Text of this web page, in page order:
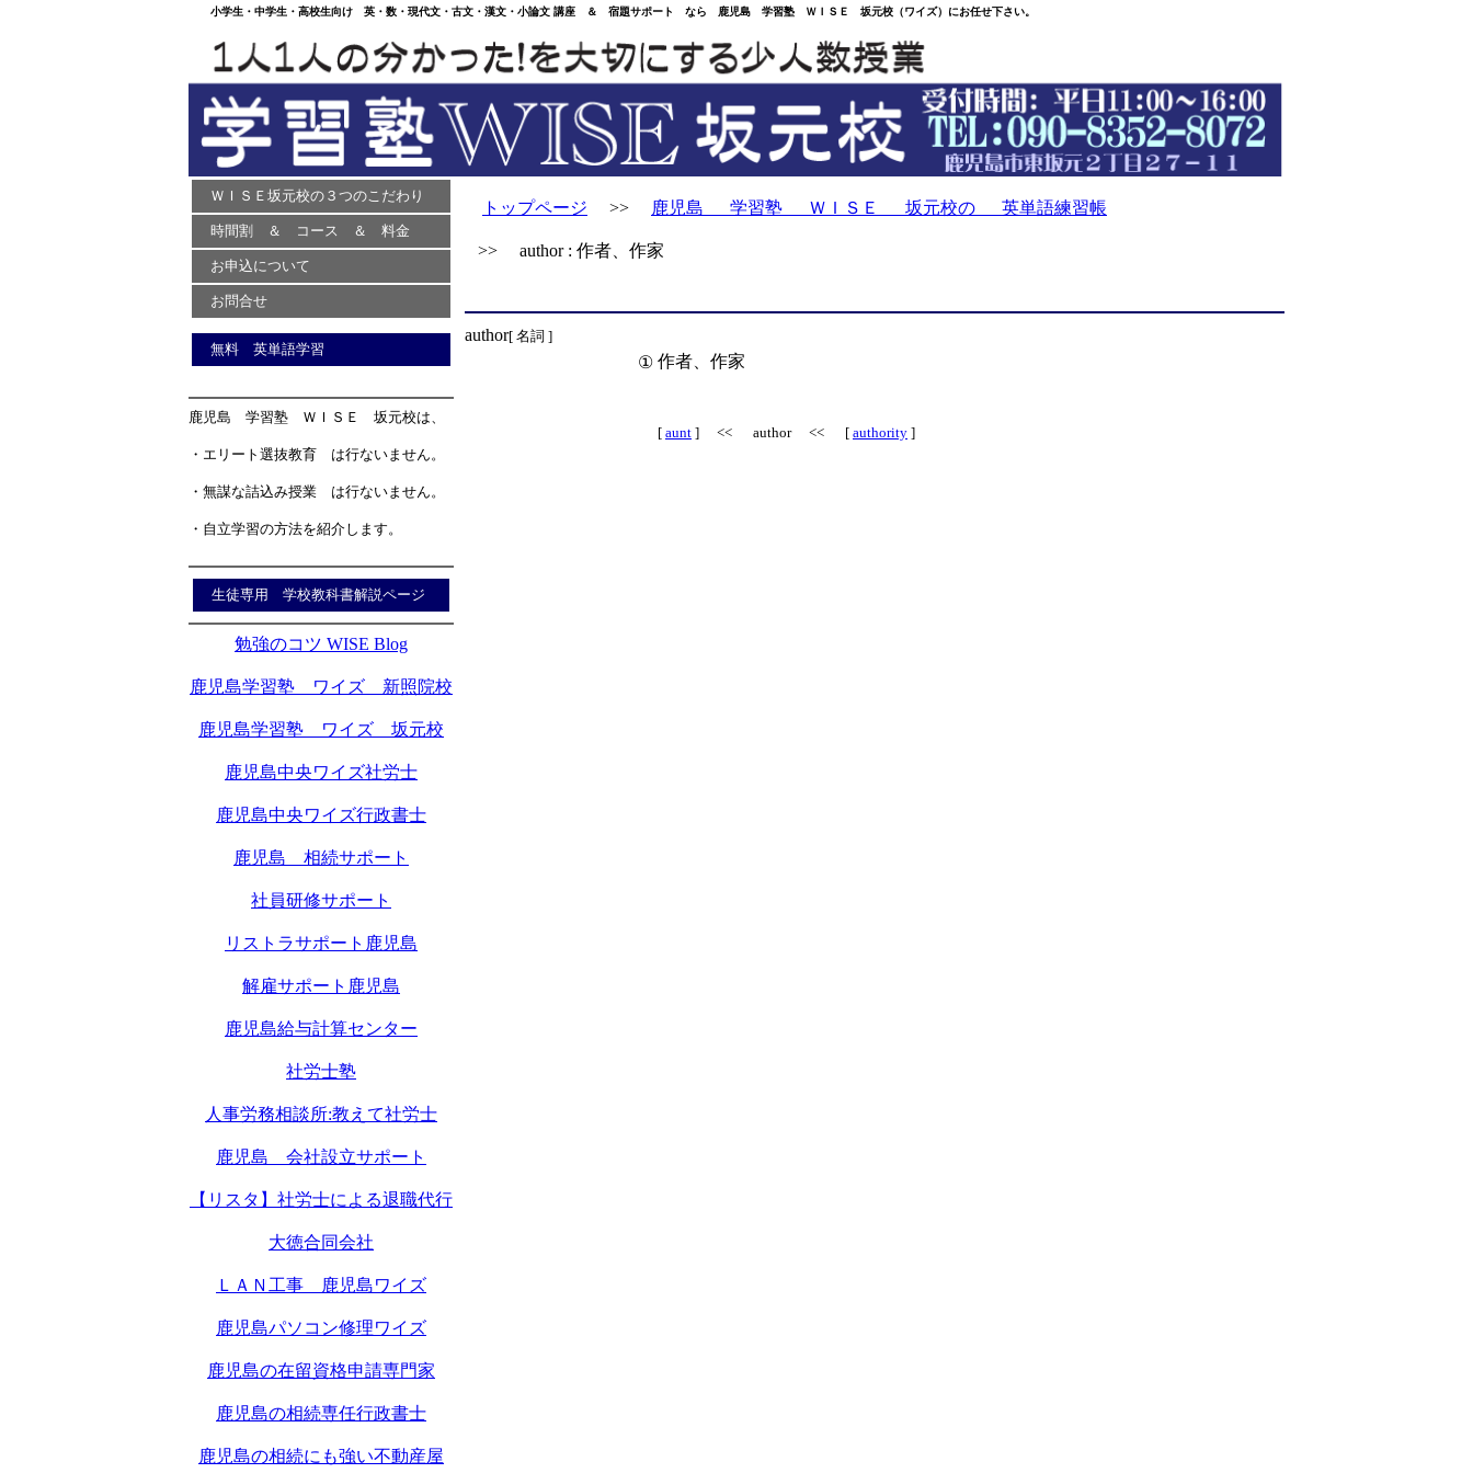
小学生・中学生・高校生向け 英・数・現代文・古文・漢文・小論文 講座 ＆ 宿題サポート なら 鹿児島 学習塾 ＷＩＳＥ 坂元校（ワイズ）にお任せ下さい。
ＷＩＳＥ坂元校の３つのこだわり
時間割 ＆ コース ＆ 料金
お申込について
お問合せ
無料 英単語学習
鹿児島 学習塾 ＷＩＳＥ 坂元校は、
・エリート選抜教育 は行ないません。
・無謀な詰込み授業 は行ないません。
・自立学習の方法を紹介します。
生徒専用 学校教科書解説ページ
勉強のコツ WISE Blog
鹿児島学習塾 ワイズ 新照院校
鹿児島学習塾 ワイズ 坂元校
鹿児島中央ワイズ社労士
鹿児島中央ワイズ行政書士
鹿児島 相続サポート
社員研修サポート
リストラサポート鹿児島
解雇サポート鹿児島
鹿児島給与計算センター
社労士塾
人事労務相談所:教えて社労士
鹿児島 会社設立サポート
【リスタ】社労士による退職代行
大徳合同会社
ＬＡＮ工事 鹿児島ワイズ
鹿児島パソコン修理ワイズ
鹿児島の在留資格申請専門家
鹿児島の相続専任行政書士
鹿児島の相続にも強い不動産屋
トップページ >> 鹿児島 学習塾 ＷＩＳＥ 坂元校の 英単語練習帳
>> author : 作者、作家
author[ 名詞 ]
① 作者、作家
[ aunt ] << author << [ authority ]